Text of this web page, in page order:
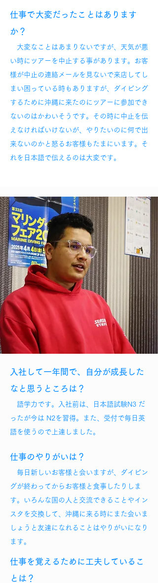
仕事で大変だったことはあります
か？
大変なことはあまりないですが、天気が悪
い時にツアーを中止する事があります。お客
様が中止の連絡メールを見ないで来店してし
まい困っている時もありますが、ダイビング
するために沖縄に来たのにツアーに参加でき
ないのはかわいそうです。その時に中止を伝
えなければいけないが、やりたいのに何で出
来ないのかと怒るお客様もたまにいます。そ
れを日本語で伝えるのは大変です。
入社して一年間で、自分が成長した
なと思うところは？
語学力です。入社前は、日本語試験N3 だ
ったが今は N2を習得。また、受付で毎日英
語を使うので上達しました。
仕事のやりがいは？
毎日新しいお客様と会いますが、ダイビン
グが終わってからお客様と食事したりしま
す。いろんな国の人と交流できることやイン
スタを交換して、沖縄に来る時にまた会いま
しょうと友達になれることはやりがいになり
ます。
仕事を覚えるために工夫しているこ
とは？